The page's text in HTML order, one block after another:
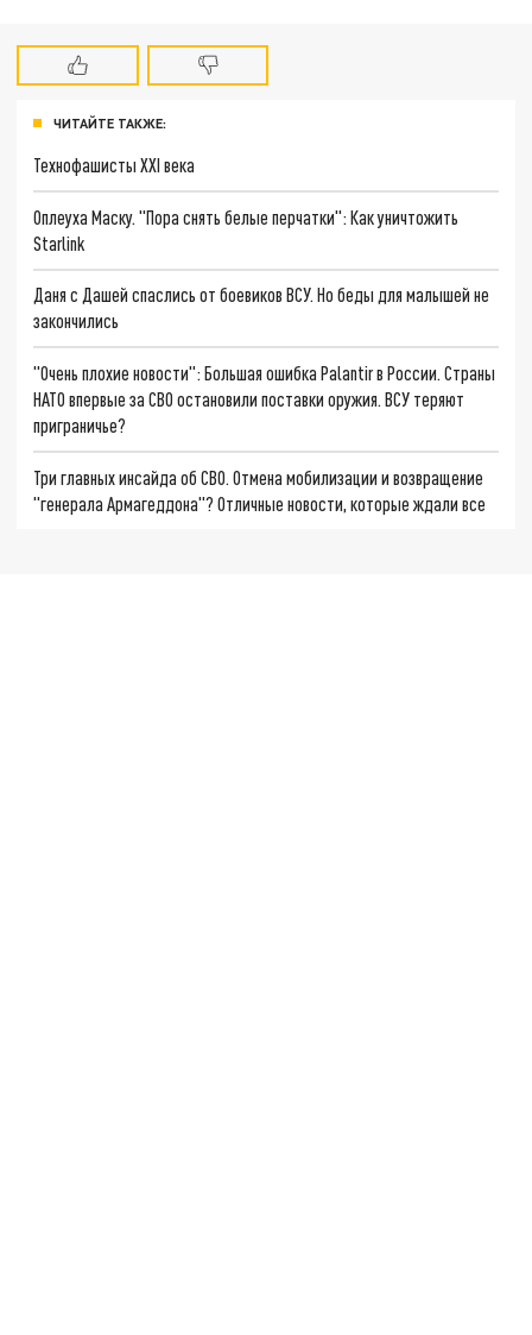
ЧИТАЙТЕ ТАКЖЕ:
Технофашисты XXI века
Оплеуха Маску. "Пора снять белые перчатки": Как уничтожить
Starlink
Даня с Дашей спаслись от боевиков ВСУ. Но беды для малышей не
закончились
"Очень плохие новости": Большая ошибка Palantir в России. Страны
НАТО впервые за СВО остановили поставки оружия. ВСУ теряют
приграничье?
Три главных инсайда об СВО. Отмена мобилизации и возвращение
"генерала Армагеддона"? Отличные новости, которые ждали все